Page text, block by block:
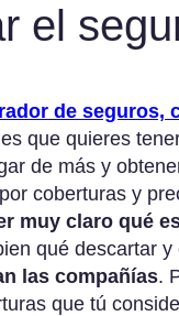
el
de seguros,
que quieres
de más y
coberturas y
muy claro qué
qué descartar
las compañías.
que tú